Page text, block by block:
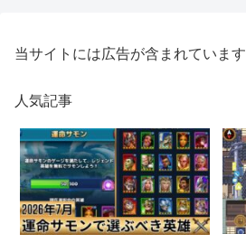
当サイトには広告が含まれています
人気記事